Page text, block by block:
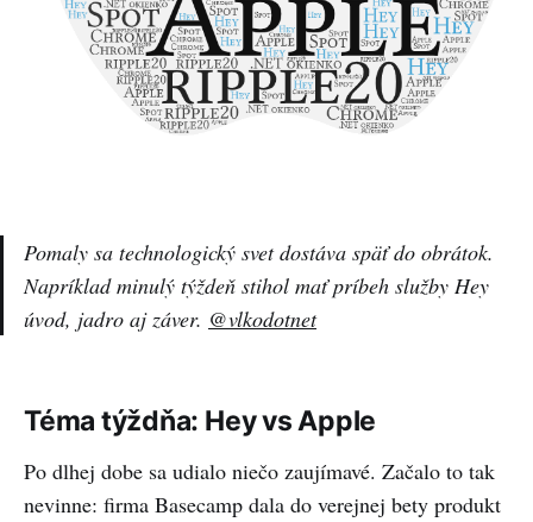
Pomaly sa technologický svet dostáva späť do obrátok.
Napríklad minulý týždeň stihol mať príbeh služby Hey
úvod, jadro aj záver. @vlkodotnet
Téma týždňa: Hey vs Apple
Po dlhej dobe sa udialo niečo zaujímavé. Začalo to tak
nevinne: firma Basecamp dala do verejnej bety produkt